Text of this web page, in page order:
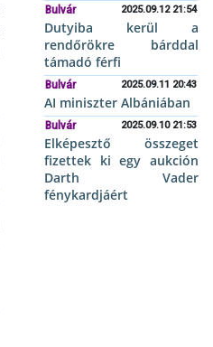
Bulvár 2025.09.12 21:54
Dutyiba kerül a
rendőrökre bárddal
támadó férfi
Bulvár 2025.09.11 20:43
AI miniszter Albániában
Bulvár 2025.09.10 21:53
Elképesztő összeget
fizettek ki egy aukción
Darth Vader
fénykardjáért